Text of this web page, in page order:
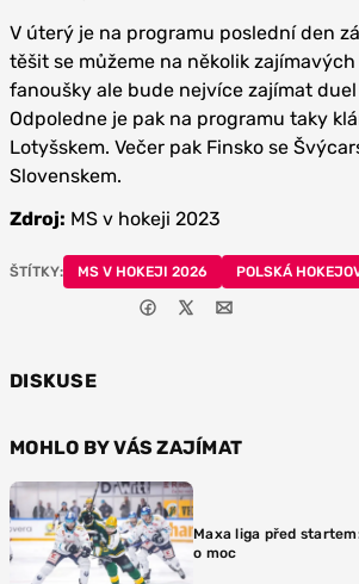
V úterý je na programu poslední den
těšit se můžeme na několik
fanoušky ale bude nejvíce zajímat duel
Odpoledne je pak na programu taky
Lotyšskem. Večer pak Finsko se
Slovenskem.
Zdroj: MS v hokeji 2023
ŠTÍTKY: MS V HOKEJI 2026 POLSKÁ
DISKUSE
MOHLO BY VÁS ZAJÍMAT
Maxa liga před
o moc